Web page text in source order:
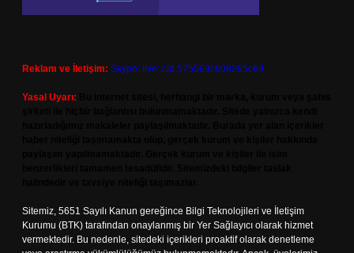
Reklam ve İletişim: Skype: live:.cid.575569c608265c69
Yasal Uyarı:
Sitemiz, 5651 Sayılı Kanun gereğince Bilgi Teknolojileri ve İletişim
Kurumu (BTK) tarafından onaylanmış bir Yer Sağlayıcı olarak hizmet
vermektedir. Bu nedenle, sitedeki içerikleri proaktif olarak denetleme